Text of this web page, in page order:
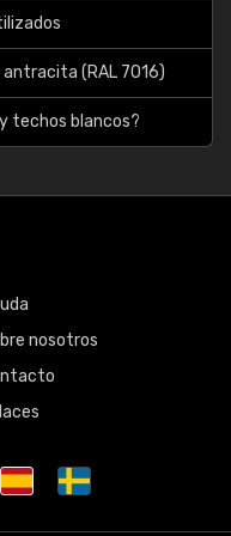
antracita (RAL 7016)
techos blancos?
nosotros